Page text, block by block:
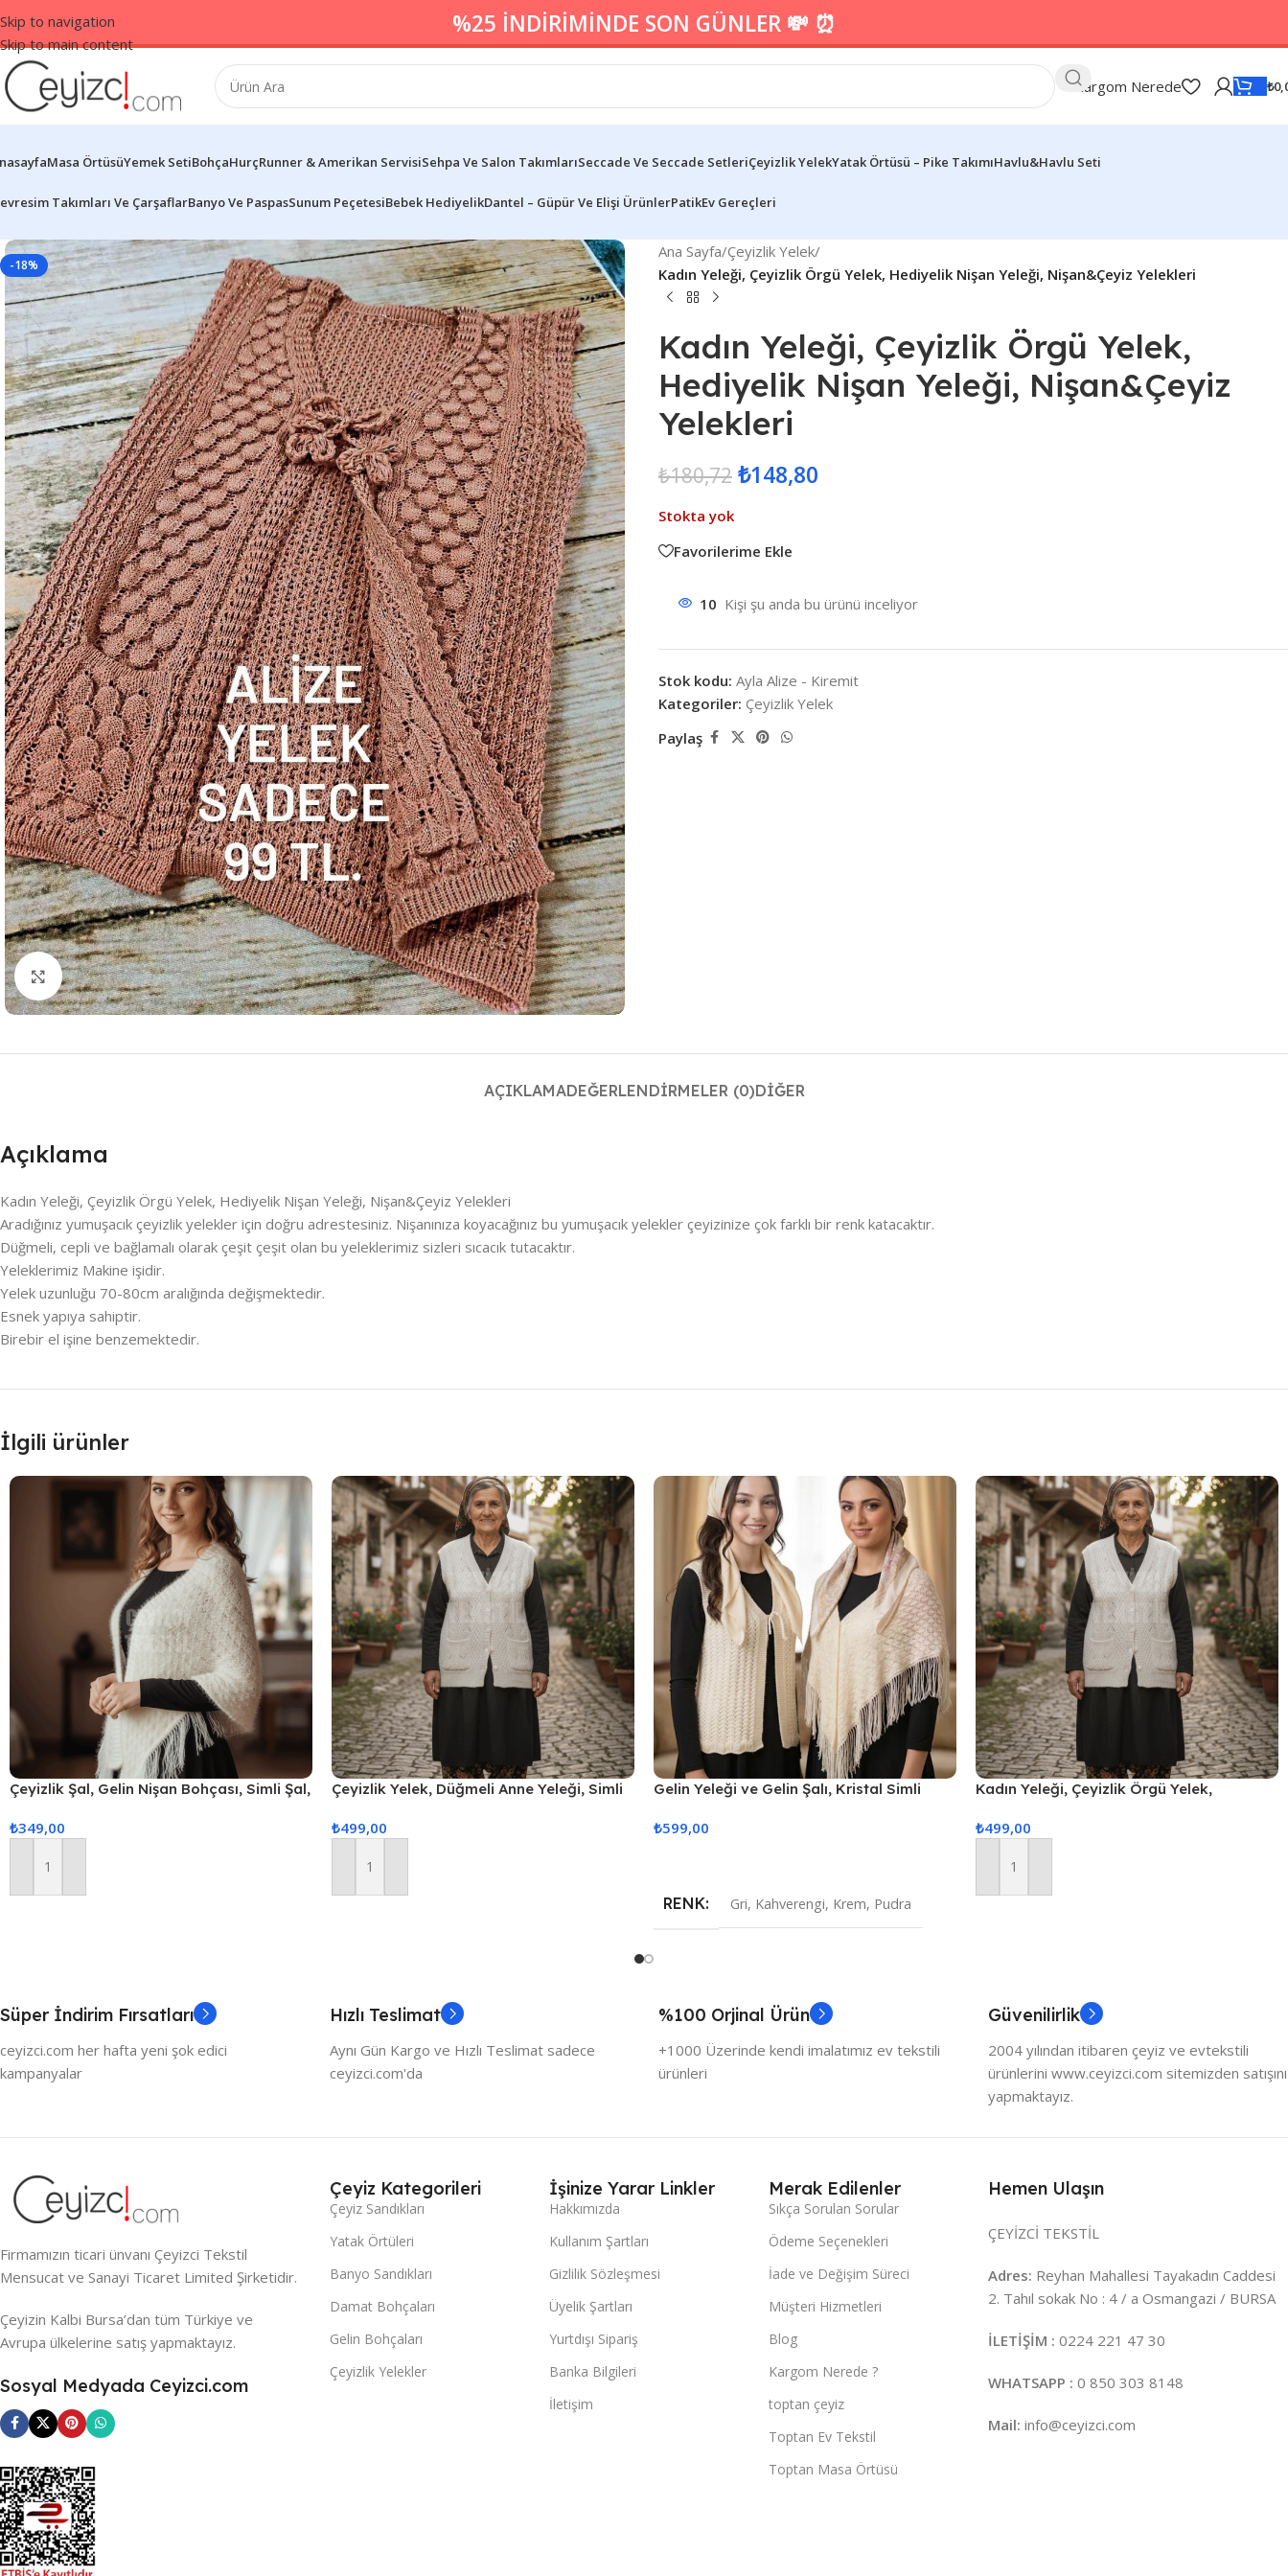
Skip to navigation
Skip to main content
%25 İNDİRİMİNDE SON GÜNLER 💸 ⏰
Kargom Nerede ₺
Masa ÖrtüsüYemek SetiBohçaHurçRunner & Amerikan ServisiSehpa Ve Salon TakımlarıSeccade Ve Seccade SetleriÇeyizlik YelekYatak Örtüsü – Pike TakımıHavlu&Havlu Seti
Takımları Ve ÇarşaflarBanyo Ve PaspasSunum PeçetesiBebek HediyelikDantel – Güpür Ve Elişi ÜrünlerPatikEv Gereçleri
-18%
Resmi Büyüt
Ana Sayfa/Çeyizlik Yelek/
Kadın Yeleği, Çeyizlik Örgü Yelek, Hediyelik Nişan Yeleği, Nişan&Çeyiz Yelekleri
Kadın Yeleği, Çeyizlik Örgü Yelek,
Hediyelik Nişan Yeleği, Nişan&Çeyiz
Yelekleri
₺180,72 ₺148,80
Stokta yok
Favorilerime Ekle
10 Kişi şu anda bu ürünü inceliyor
Stok kodu: Ayla Alize - Kiremit
Kategoriler: Çeyizlik Yelek
Paylaş
AÇIKLAMADEĞERLENDIRMELER (0)DIĞER
Açıklama
Kadın Yeleği, Çeyizlik Örgü Yelek, Hediyelik Nişan Yeleği, Nişan&Çeyiz Yelekleri
Aradığınız yumuşacık çeyizlik yelekler için doğru adrestesiniz. Nişanınıza koyacağınız bu yumuşacık yelekler çeyizinize çok farklı bir renk katacaktır.
Düğmeli, cepli ve bağlamalı olarak çeşit çeşit olan bu yeleklerimiz sizleri sıcacık tutacaktır.
Yeleklerimiz Makine işidir.
Yelek uzunluğu 70-80cm aralığında değişmektedir.
Esnek yapıya sahiptir.
Birebir el işine benzemektedir.
İlgili ürünler
Çeyizlik Şal, Gelin Nişan Bohçası, Simli Şal,
₺349,00
Sepete Ekle
Çeyizlik Yelek, Düğmeli Anne Yeleği, Simli
Yelek – Krem
₺499,00
Sepete Ekle
Gelin Yeleği ve Gelin Şalı, Kristal Simli
₺599,00
RENK Gri, Kahverengi, Krem, Pudra
Kadın Yeleği, Çeyizlik Örgü Yelek,
Yelekleri
₺499,00
Sepete Ekle
Süper İndirim Fırsatları
ceyizci.com her hafta yeni şok edici
kampanyalar
Hızlı Teslimat
Aynı Gün Kargo ve Hızlı Teslimat sadece
ceyizci.com'da
%100 Orjinal Ürün
+1000 Üzerinde kendi imalatımız ev tekstili
ürünleri
Güvenilirlik
2004 yılından itibaren çeyiz ve evtekstili
ürünlerini www.ceyizci.com sitemizden satışını
yapmaktayız.
Firmamızın ticari ünvanı Çeyizci Tekstil
Mensucat ve Sanayi Ticaret Limited Şirketidir.
Çeyizin Kalbi Bursa’dan tüm Türkiye ve
Avrupa ülkelerine satış yapmaktayız.
Sosyal Medyada Ceyizci.com
Çeyiz Kategorileri
Çeyiz Sandıkları
Yatak Örtüleri
Banyo Sandıkları
Damat Bohçaları
Gelin Bohçaları
Çeyizlik Yelekler
İşinize Yarar Linkler
Hakkımızda
Kullanım Şartları
Gizlilik Sözleşmesi
Üyelik Şartları
Yurtdışı Sipariş
Banka Bilgileri
İletişim
Merak Edilenler
Sıkça Sorulan Sorular
Ödeme Seçenekleri
İade ve Değişim Süreci
Müşteri Hizmetleri
Blog
Kargom Nerede ?
toptan çeyiz
Toptan Ev Tekstil
Toptan Masa Örtüsü
Hemen Ulaşın
ÇEYİZCİ TEKSTİL
Adres: Reyhan Mahallesi Tayakadın Caddesi
2. Tahıl sokak No : 4 / a Osmangazi / BURSA
İLETİŞİM : 0224 221 47 30
WHATSAPP : 0 850 303 8148
Mail: info@ceyizci.com